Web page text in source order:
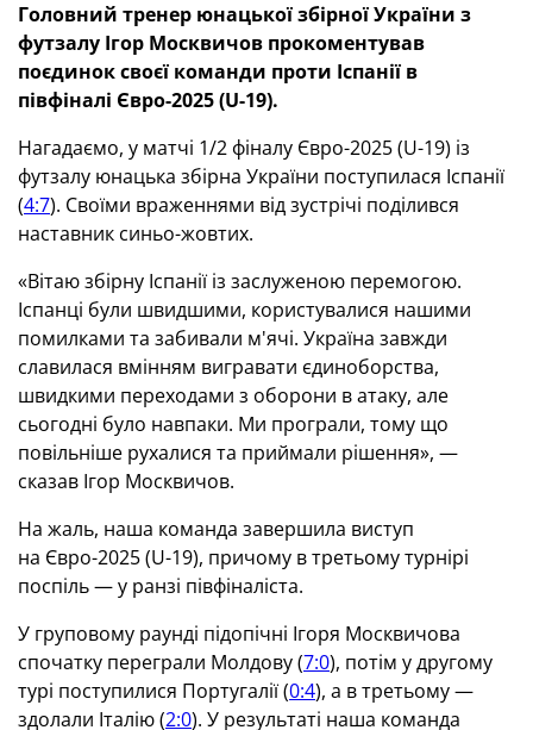
Головний тренер юнацької збірної України з
футзалу Ігор Москвичов прокоментував
поєдинок своєї команди проти Іспанії в
півфіналі Євро-2025 (U-19).
Нагадаємо, у матчі 1/2 фіналу Євро-2025 (U-19) із
футзалу юнацька збірна України поступилася Іспанії
(4:7). Своїми враженнями від зустрічі поділився
наставник синьо-жовтих.
«Вітаю збірну Іспанії із заслуженою перемогою.
Іспанці були швидшими, користувалися нашими
помилками та забивали м'ячі. Україна завжди
славилася вмінням вигравати єдиноборства,
швидкими переходами з оборони в атаку, але
сьогодні було навпаки. Ми програли, тому що
повільніше рухалися та приймали рішення», —
сказав Ігор Москвичов.
На жаль, наша команда завершила виступ
на Євро-2025 (U-19), причому в третьому турнірі
поспіль — у ранзі півфіналіста.
У груповому раунді підопічні Ігоря Москвичова
спочатку переграли Молдову (7:0), потім у другому
турі поступилися Португалії (0:4), а в третьому —
здолали Італію (2:0). У результаті наша команда